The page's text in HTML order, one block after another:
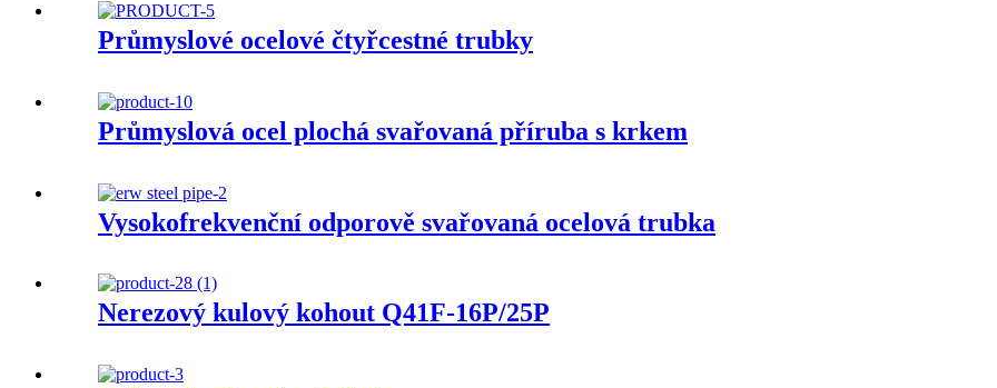
Průmyslové ocelové čtyřcestné trubky
Průmyslová ocel plochá svařovaná příruba s krkem
Vysokofrekvenční odporově svařovaná ocelová trubka
Nerezový kulový kohout Q41F-16P/25P